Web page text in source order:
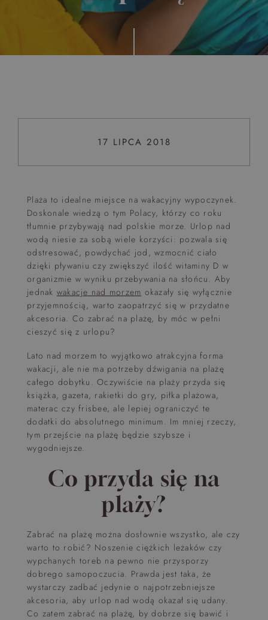
Top 5 bestsellers
WAKACJE nad morzem - Wyspa Skarbów - Pełne
atrakcji Lato 2026
17 LIPCA 2018
Plaża to idealne miejsce na wakacyjny wypoczynek.
Doskonale wiedzą o tym Polacy, którzy co roku
tłumnie przybywają nad polskie morze. Urlop nad
wodą niesie za sobą wiele korzyści: pozwala się
odstresować, powdychać jod, wzmocnić ciało
dzięki pływaniu czy zwiększyć ilość witaminy D w
organizmie w wyniku przebywania na słońcu. Aby
jednak wakacje nad morzem okazały się wyłącznie
przyjemnością, warto zaopatrzyć się w przydatne
akcesoria. Co zabrać na plażę, by móc w pełni
cieszyć się z urlopu?
Lato nad morzem to wyjątkowo atrakcyjna forma
wakacji, ale nie ma potrzeby dźwigania na plażę
całego dobytku. Oczywiście na plaży przyda się
książka, gazeta, rakietki do gry, piłka plażowa,
materac czy frisbee, ale lepiej ograniczyć te
dodatki do absolutnego minimum. Im mniej rzeczy,
tym przejście na plażę będzie szybsze i
wygodniejsze.
Co przyda się na
plaży?
Zabrać na plażę można dosłownie wszystko, ale czy
warto to robić? Noszenie ciężkich leżaków czy
wypchanych toreb na pewno nie przysporzy
dobrego samopoczucia. Prawda jest taka, że
wystarczy zadbać jedynie o najpotrzebniejsze
akcesoria, aby urlop nad wodą okazał się udany.
Co zatem zabrać na plażę, by dobrze się bawić i